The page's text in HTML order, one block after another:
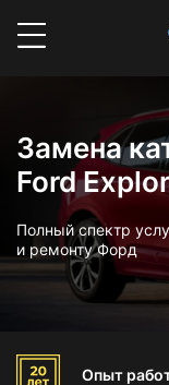
Замена
Ford
Полный спектр
и ремонту Форд
Опыт